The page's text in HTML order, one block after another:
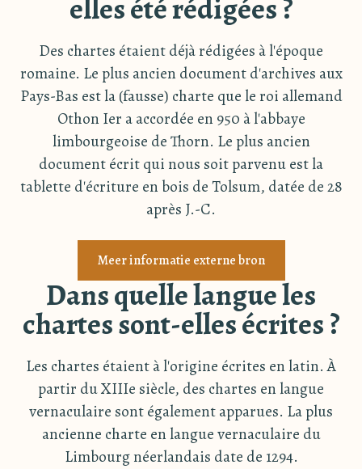
elles été rédigées ?
Des chartes étaient déjà rédigées à l'époque
romaine. Le plus ancien document d'archives aux
Pays-Bas est la (fausse) charte que le roi allemand
Othon Ier a accordée en 950 à l'abbaye
limbourgeoise de Thorn. Le plus ancien
document écrit qui nous soit parvenu est la
tablette d'écriture en bois de Tolsum, datée de 28
après J.-C.
Meer informatie externe bron
Dans quelle langue les
chartes sont-elles écrites ?
Les chartes étaient à l'origine écrites en latin. À
partir du XIIIe siècle, des chartes en langue
vernaculaire sont également apparues. La plus
ancienne charte en langue vernaculaire du
Limbourg néerlandais date de 1294.